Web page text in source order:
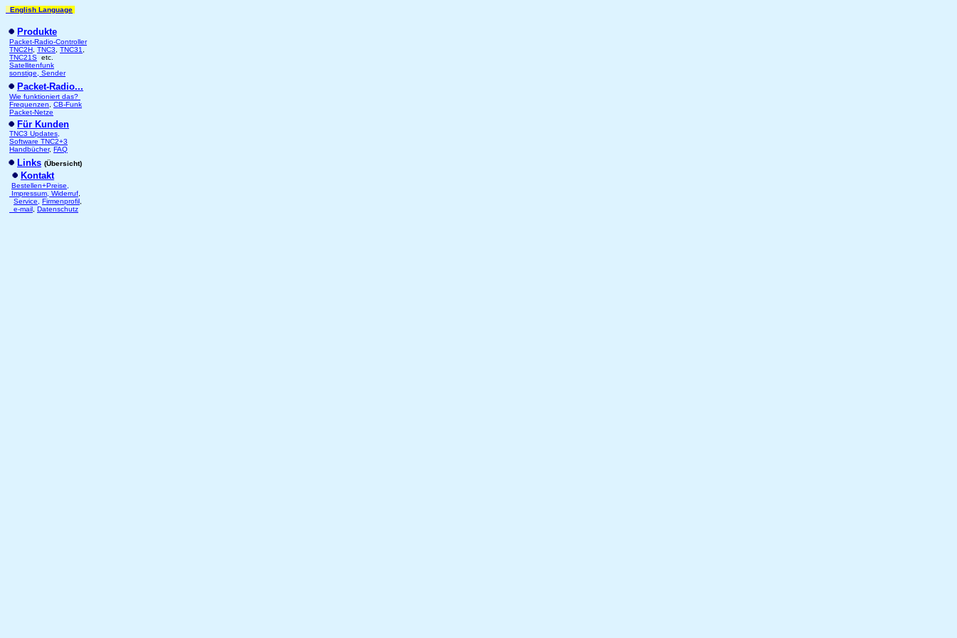
English Language
Produkte
Packet-Radio-Controller
TNC2H TNC3 TNC31
TNC21S etc.
Satellitenfunk
sonstige, Sender
Packet-Radio...
Wie funktioniert das?
Frequenzen
CB-Funk
Packet-Netze
Für Kunden
TNC3 Updates,
Software TNC2+3
Handbücher, FAQ
Links (Übersicht)
Kontakt
Bestellen+Preise,
Impressum, Widerruf
Service,
Firmenprofil
e-mail Datenschutz